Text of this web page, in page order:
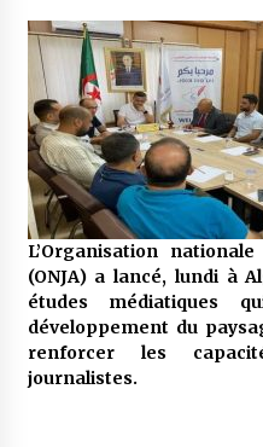
5 ans ago
« Père, tiens-
5 ans ago
Le bouc de
5 ans ago
Le monstrueux
algérien)
L’Organisation
(ONJA) a lancé, lundi à
études médiatiques
développement du
renforcer les
journalistes.